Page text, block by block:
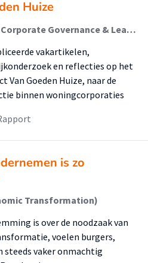
Huize
de Jong, Gert (Lectoraat Corporate Governance & Leadership); de Graaf, Frank Jan (Economic Transformation); Berkers, Hannah (Lectoraat Corporate Governance & Leadership); Smit, Marion (Lectoraat Corporate Governance & Leadership); Budding, Tjerk; Van der Meulen, Wobbe
vakartikelen,
en reflecties op het
Van Goeden Huize, naar de
binnen woningcorporaties
is zo
Transformation)
is over de noodzaak van
voelen burgers,
steeds vaker onmachtig